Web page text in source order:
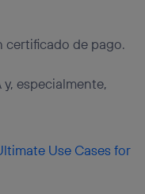
certificado de pago.
especialmente,
Use Cases for